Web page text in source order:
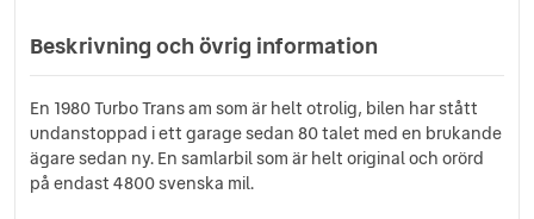
Beskrivning och övrig information
En 1980 Turbo Trans am som är helt otrolig, bilen har stått
undanstoppad i ett garage sedan 80 talet med en brukande
ägare sedan ny. En samlarbil som är helt original och orörd
på endast 4800 svenska mil.